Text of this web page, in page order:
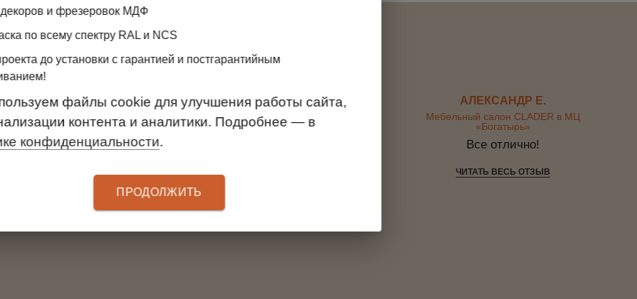
Отзывы клиентов
АРТЕМ В.
«Аквилон»
отлично сделали.
ОЛЬГА М.
Мебельный салон CLADER в МЦ
«Аквилон»
АЛЕКСАНДР Е.
Мебельный салон CLADER в МЦ
«Богатырь»
Все отлично!
ЧИТАТЬ ВЕСЬ ОТЗЫВ
и фрезеровок МДФ
по всему спектру RAL и NCS
до установки с гарантией и постгарантийным
файлы cookie для улучшения работы сайта,
контента и аналитики. Подробнее — в
конфиденциальности.
ПРОДОЛЖИТЬ